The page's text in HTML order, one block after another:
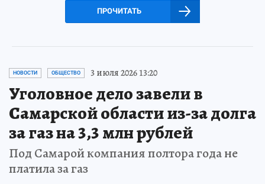
ПРОЧИТАТЬ
НОВОСТИ ОБЩЕСТВО 3 июля 2026 13:20
Уголовное дело завели в
Самарской области из-за долга
за газ на 3,3 млн рублей
Под Самарой компания полтора года не
платила за газ